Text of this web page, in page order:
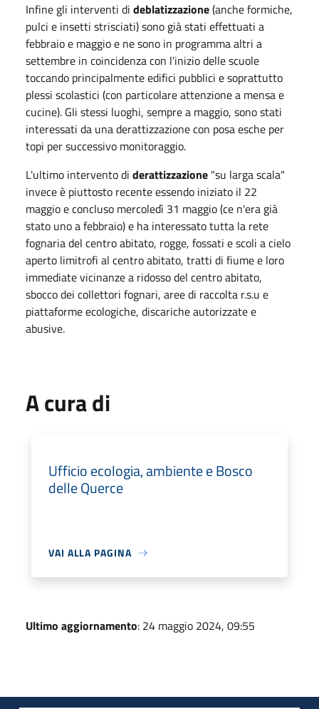
Infine gli interventi di deblatizzazione(anche formiche,
pulci e insetti strisciati) sono già stati effettuati a
febbraio e maggio e ne sono in programma altri a
settembre in coincidenza con l'inizio delle scuole
toccando principalmente edifici pubblici e soprattutto
plessi scolastici (con particolare attenzione a mensa e
cucine). Gli stessi luoghi, sempre a maggio, sono stati
interessati da una derattizzazione con posa esche per
topi per successivo monitoraggio.
L'ultimo intervento di derattizzazione "su larga scala"
invece è piuttosto recente essendo iniziato il 22
maggio e concluso mercoledì 31 maggio (ce n'era già
stato uno a febbraio) e ha interessato tutta la rete
fognaria del centro abitato, rogge, fossati e scoli a cielo
aperto limitrofi al centro abitato, tratti di fiume e loro
immediate vicinanze a ridosso del centro abitato,
sbocco dei collettori fognari, aree di raccolta r.s.u e
piattaforme ecologiche, discariche autorizzate e
abusive.
A cura di
Ufficio ecologia, ambiente e Bosco
delle Querce
VAI ALLA PAGINA
Ultimo aggiornamento: 24 maggio 2024, 09:55